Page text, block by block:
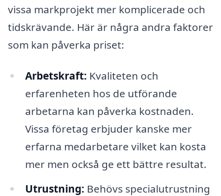
vissa markprojekt mer komplicerade och
tidskrävande. Här är några andra faktorer
som kan påverka priset:
Arbetskraft: Kvaliteten och
erfarenheten hos de utförande
arbetarna kan påverka kostnaden.
Vissa företag erbjuder kanske mer
erfarna medarbetare vilket kan kosta
mer men också ge ett bättre resultat.
Utrustning: Behövs specialutrustning